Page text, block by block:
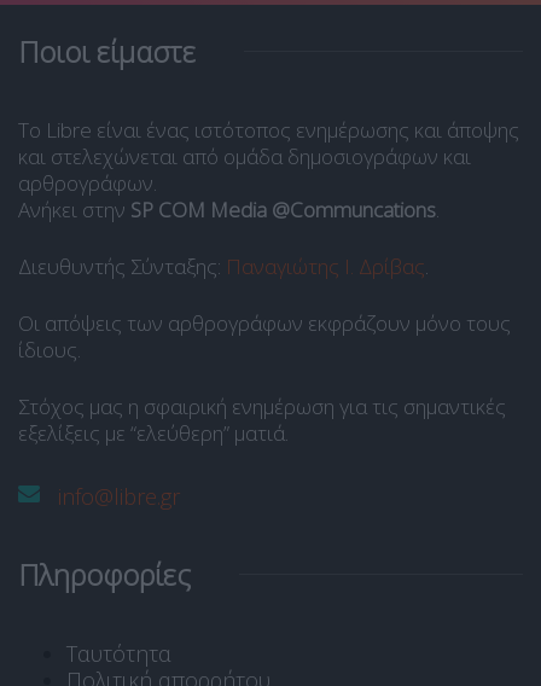
Ποιοι είμαστε
Το Libre είναι ένας ιστότοπος ενημέρωσης και άποψης
και στελεχώνεται από ομάδα δημοσιογράφων και
αρθρογράφων.
Ανήκει στην SP COM Media @Communcations.
Διευθυντής Σύνταξης: Παναγιώτης Ι. Δρίβας.
Οι απόψεις των αρθρογράφων εκφράζουν μόνο τους
ίδιους.
Στόχος μας η σφαιρική ενημέρωση για τις σημαντικές
εξελίξεις με “ελεύθερη” ματιά.
info@libre.gr
Πληροφορίες
Ταυτότητα
Πολιτική απορρήτου